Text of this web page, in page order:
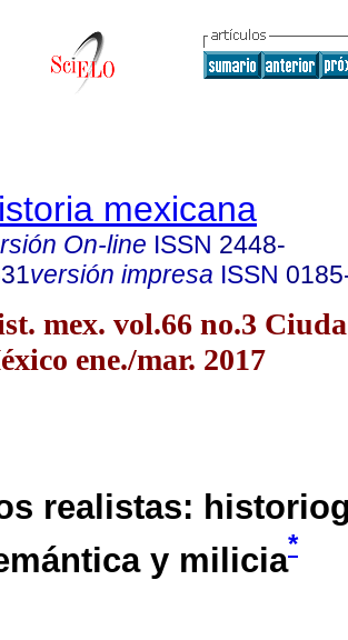
mexicana
On-line ISSN 2448-
versión impresa ISSN
mex. vol.66 no.3
ene./mar. 2017
realistas:
y milicia*